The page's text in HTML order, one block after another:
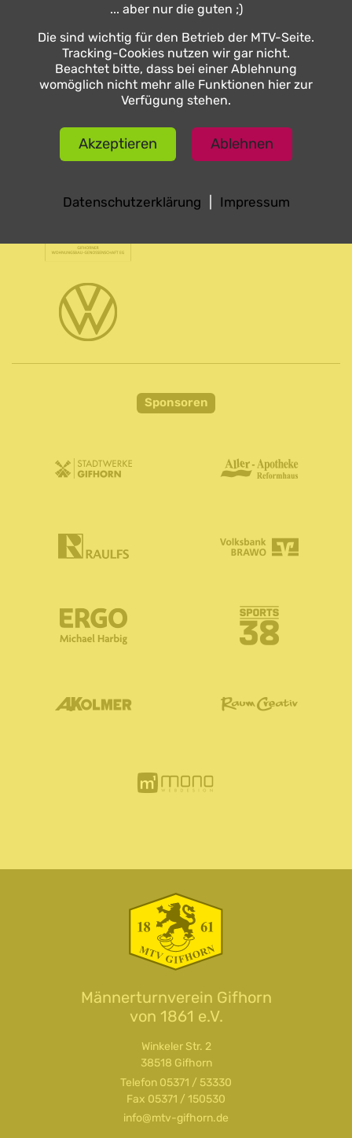
Sponsoren des MTV Gifhorn
Sponsoren
Männerturnverein Gifhorn
von 1861 e.V.
Winkeler Str. 2
38518 Gifhorn
Telefon 05371 / 53330
Fax 05371 / 150530
info@mtv-gifhorn.de
... aber nur die guten ;)
Die sind wichtig für den Betrieb der MTV-Seite.
Tracking-Cookies nutzen wir gar nicht.
Beachtet bitte, dass bei einer Ablehnung
womöglich nicht mehr alle Funktionen hier zur
Verfügung stehen.
Akzeptieren Ablehnen
Datenschutzerklärung Impressum